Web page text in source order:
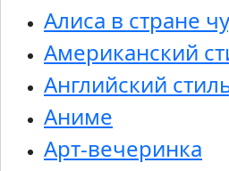
Алиса в стране
Американский
Английский
Аниме
Арт-вечеринка